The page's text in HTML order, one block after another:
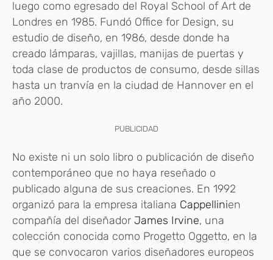
luego como egresado del Royal School of Art de
Londres en 1985. Fundó Office for Design, su
estudio de diseño, en 1986, desde donde ha
creado lámparas, vajillas, manijas de puertas y
toda clase de productos de consumo, desde sillas
hasta un tranvía en la ciudad de Hannover en el
año 2000.
PUBLICIDAD
No existe ni un solo libro o publicación de diseño
contemporáneo que no haya reseñado o
publicado alguna de sus creaciones. En 1992
organizó para la empresa italiana Cappellinien
compañía del diseñador James Irvine, una
colección conocida como Progetto Oggetto, en la
que se convocaron varios diseñadores europeos